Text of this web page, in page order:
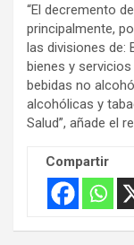
e
r
t
i
s
e
m
e
“El decremento
principalmente,
las divisiones de:
bienes y
bebidas no
alcohólicas y
Salud”, añade el
Compartir